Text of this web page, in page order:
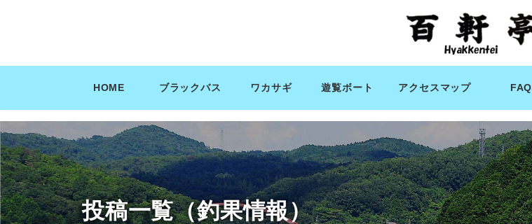
ン
ス
キ
ッ
プ
ー
ン
に
移
動
HOME ブラックバス ワカサギ 遊覧ボート アクセスマップ FAQ
投稿一覧（釣果情報）